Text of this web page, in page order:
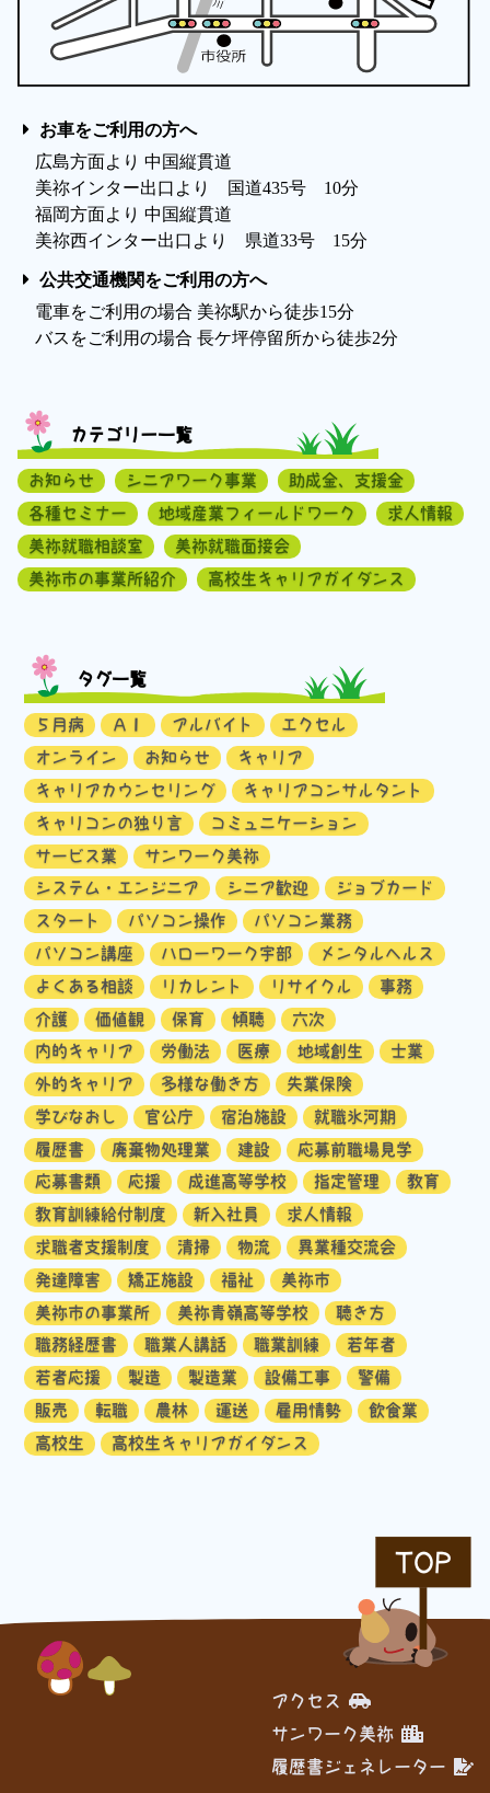
お車をご利用の方へ
広島方面より 中国縦貫道
美祢インター出口より 国道435号 10分
福岡方面より 中国縦貫道
美祢西インター出口より 県道33号 15分
公共交通機関をご利用の方へ
電車をご利用の場合 美祢駅から徒歩15分
バスをご利用の場合 長ケ坪停留所から徒歩2分
カテゴリー一覧
お知らせ シニアワーク事業
助成金、支援金
各種セミナー
地域産業フィールドワーク
求人情報
美祢就職相談室
美祢就職面接会
美祢市の事業所紹介
高校生キャリアガイダンス
タグ一覧
５月病 ＡＩ アルバイト
エクセル
オンライン
お知らせ
キャリア
キャリアカウンセリング
キャリアコンサルタント
キャリコンの独り言
コミュニケーション
サービス業
サンワーク美祢
システム・エンジニア
シニア歓迎
ジョブカード
スタート
パソコン操作
パソコン業務
パソコン講座
ハローワーク宇部
メンタルヘルス
よくある相談
リカレント リサイクル
事務
介護
価値観 保育 傾聴
六次
内的キャリア
労働法 医療 地域創生
士業
外的キャリア
多様な働き方
失業保険
学びなおし
官公庁 宿泊施設
就職氷河期
履歴書
廃棄物処理業 建設
応募前職場見学
応募書類
応援 成進高等学校 指定管理
教育
教育訓練給付制度
新入社員
求人情報
求職者支援制度
清掃 物流
異業種交流会
発達障害
矯正施設 福祉
美祢市
美祢市の事業所
美祢青嶺高等学校
聴き方
職務経歴書
職業人講話 職業訓練
若年者
若者応援
製造 製造業 設備工事
警備
販売
転職 農林 運送 雇用情勢
飲食業
高校生
高校生キャリアガイダンス
TOP
アクセス
サンワーク美祢
履歴書ジェネレーター